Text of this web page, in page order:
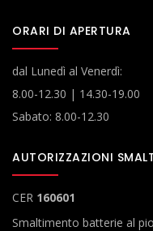
ORARI DI APERTURA
dal Lunedì al Venerdì:
8.00-12.30 | 14.30-19.00
Sabato: 8.00-12.30
AUTORIZZAZIONI
CER 160601
Smaltimento batterie al